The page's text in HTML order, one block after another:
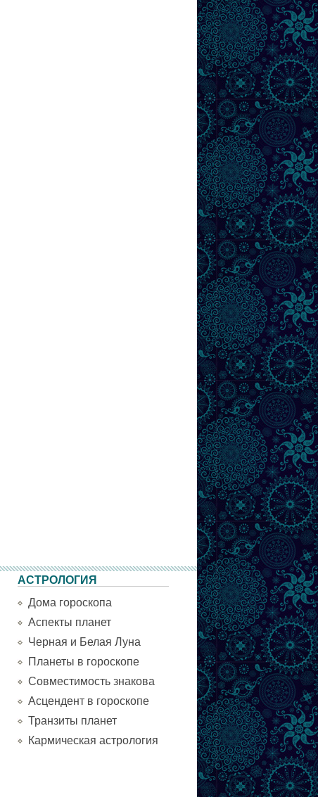
АСТРОЛОГИЯ
Дома гороскопа
Аспекты планет
Черная и Белая Луна
Планеты в гороскопе
Совместимость знакова
Асцендент в гороскопе
Транзиты планет
Кармическая астрология